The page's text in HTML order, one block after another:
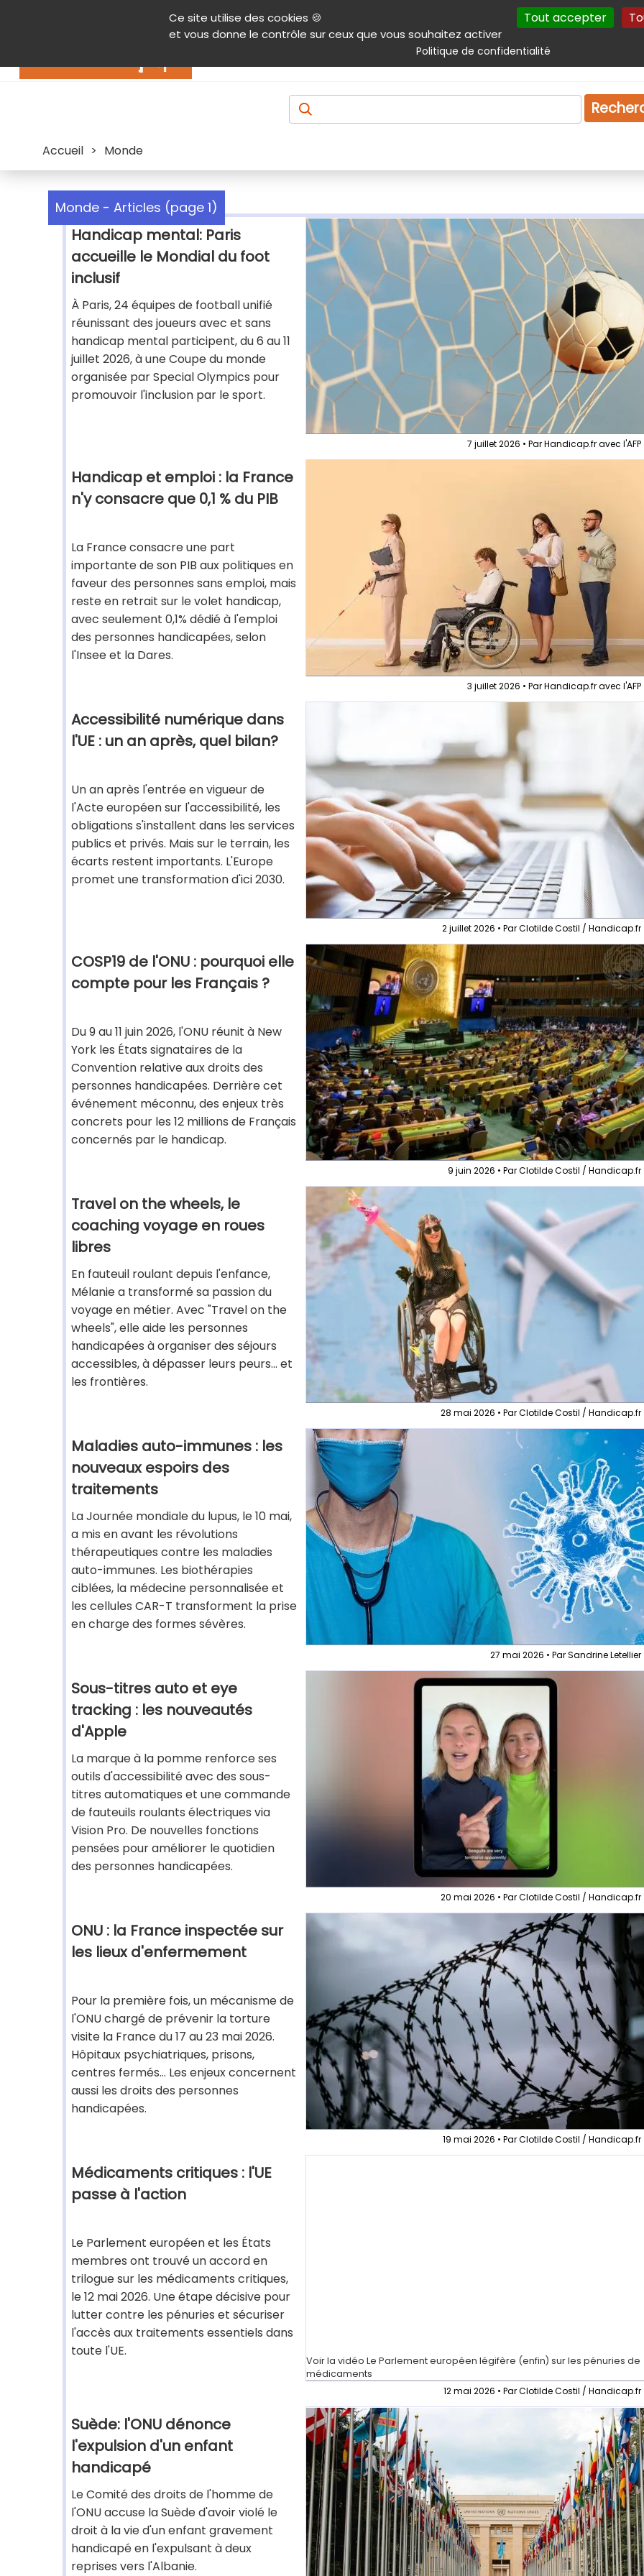
Ce site utilise des cookies 🍪
et vous donne le contrôle sur ceux que vous souhaitez activer
Tout accepter
Politique de confidentialité
Contenu Aide et accessibilité Menu principal Autres services Plan du site
Produits & services Emploi Droit
Accueil > Monde
Monde - Articles (page 1)
Handicap mental: Paris
accueille le Mondial du foot
inclusif
À Paris, 24 équipes de football unifié
réunissant des joueurs avec et sans
handicap mental participent, du 6 au 11
juillet 2026, à une Coupe du monde
organisée par Special Olympics pour
promouvoir l'inclusion par le sport.
7 juillet 2026 • Par Handicap.fr avec l'AFP
Handicap et emploi : la France
n'y consacre que 0,1 % du PIB
La France consacre une part
importante de son PIB aux politiques en
faveur des personnes sans emploi, mais
reste en retrait sur le volet handicap,
avec seulement 0,1% dédié à l'emploi
des personnes handicapées, selon
l'Insee et la Dares.
3 juillet 2026 • Par Handicap.fr avec l'AFP
Accessibilité numérique dans
l'UE : un an après, quel bilan?
Un an après l'entrée en vigueur de
l'Acte européen sur l'accessibilité, les
obligations s'installent dans les services
publics et privés. Mais sur le terrain, les
écarts restent importants. L'Europe
promet une transformation d'ici 2030.
2 juillet 2026 • Par Clotilde Costil / Handicap.fr
COSP19 de l'ONU : pourquoi elle
compte pour les Français ?
Du 9 au 11 juin 2026, l'ONU réunit à New
York les États signataires de la
Convention relative aux droits des
personnes handicapées. Derrière cet
événement méconnu, des enjeux très
concrets pour les 12 millions de Français
concernés par le handicap.
9 juin 2026 • Par Clotilde Costil / Handicap.fr
Travel on the wheels, le
coaching voyage en roues
libres
En fauteuil roulant depuis l'enfance,
Mélanie a transformé sa passion du
voyage en métier. Avec "Travel on the
wheels", elle aide les personnes
handicapées à organiser des séjours
accessibles, à dépasser leurs peurs... et
les frontières.
28 mai 2026 • Par Clotilde Costil / Handicap.fr
Maladies auto-immunes : les
nouveaux espoirs des
traitements
La Journée mondiale du lupus, le 10 mai,
a mis en avant les révolutions
thérapeutiques contre les maladies
auto-immunes. Les biothérapies
ciblées, la médecine personnalisée et
les cellules CAR-T transforment la prise
en charge des formes sévères.
27 mai 2026 • Par Sandrine Letellier
Sous-titres auto et eye
tracking : les nouveautés
d'Apple
La marque à la pomme renforce ses
outils d'accessibilité avec des sous-
titres automatiques et une commande
de fauteuils roulants électriques via
Vision Pro. De nouvelles fonctions
pensées pour améliorer le quotidien
des personnes handicapées.
20 mai 2026 • Par Clotilde Costil / Handicap.fr
ONU : la France inspectée sur
les lieux d'enfermement
Pour la première fois, un mécanisme de
l'ONU chargé de prévenir la torture
visite la France du 17 au 23 mai 2026.
Hôpitaux psychiatriques, prisons,
centres fermés... Les enjeux concernent
aussi les droits des personnes
handicapées.
19 mai 2026 • Par Clotilde Costil / Handicap.fr
Médicaments critiques : l'UE
passe à l'action
Le Parlement européen et les États
membres ont trouvé un accord en
trilogue sur les médicaments critiques,
le 12 mai 2026. Une étape décisive pour
lutter contre les pénuries et sécuriser
l'accès aux traitements essentiels dans
toute l'UE.
Voir la vidéo Le Parlement européen légifère (enfin) sur les pénuries de
médicaments
12 mai 2026 • Par Clotilde Costil / Handicap.fr
Suède: l'ONU dénonce
l'expulsion d'un enfant
handicapé
Le Comité des droits de l'homme de
l'ONU accuse la Suède d'avoir violé le
droit à la vie d'un enfant gravement
handicapé en l'expulsant à deux
reprises vers l'Albanie.